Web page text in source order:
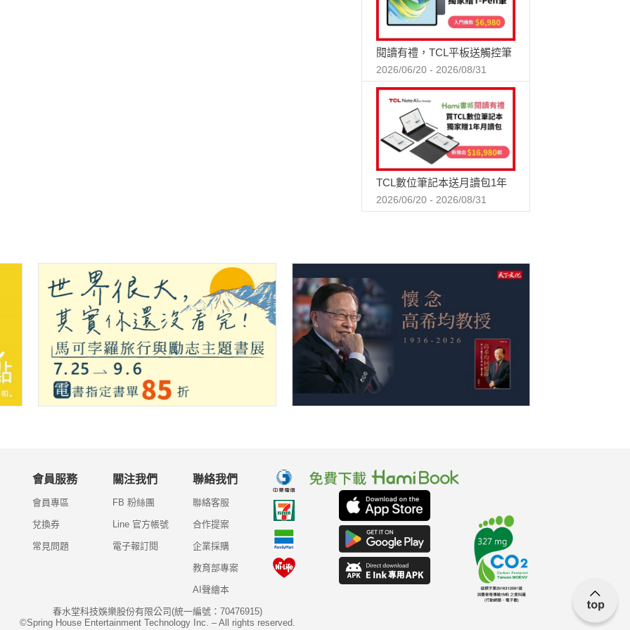
閱讀有禮，TCL平板送觸控筆
2026/06/20 - 2026/08/31
TCL數位筆記本送月讀包1年
2026/06/20 - 2026/08/31
會員服務
會員專區
兌換券
常見問題
關注我們
FB 粉絲團
Line 官方帳號
電子報訂閱
聯絡我們
聯絡客服
合作提案
企業採購
教育部專案
AI聲繪本
春水堂科技娛樂股份有限公司(統一編號：70476915)
©Spring House Entertainment Technology Inc. – All rights reserved.